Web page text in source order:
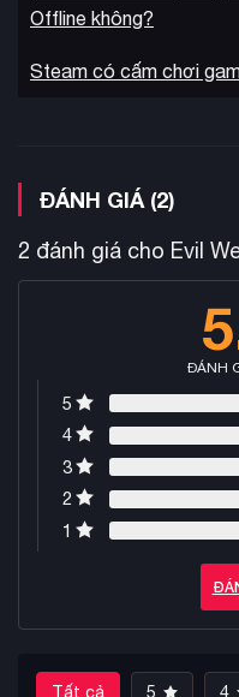
Offline không?
Steam có cấm chơi
ĐÁNH GIÁ (2)
2 đánh giá cho Evil
ĐÁNH
5
4
3
2
1
Tất cả 5 4